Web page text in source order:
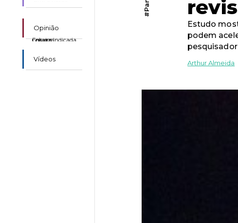
Opinião
Ensaios
Colunas
Leitura Indicada
Vídeos
Estudo
podem
pesquisador
Arthur Almeida